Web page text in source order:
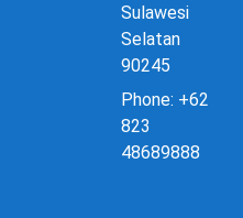
Sulawesi
Selatan
90245
Phone: +62
823
48689888